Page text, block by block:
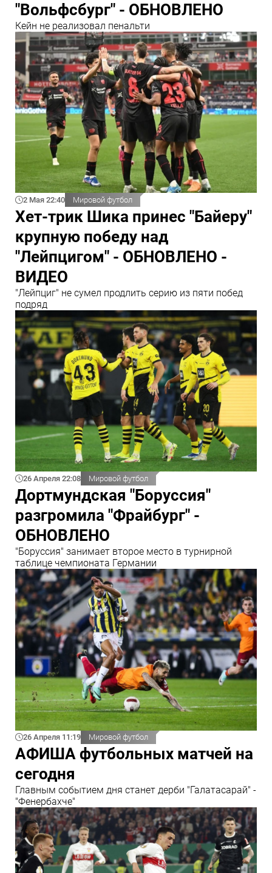
"Вольфсбург" - ОБНОВЛЕНО
Кейн не реализовал пенальти
2 Мая 22:40 Мировой футбол
Хет-трик Шика принес "Байеру"
крупную победу над
"Лейпцигом" - ОБНОВЛЕНО -
ВИДЕО
"Лейпциг" не сумел продлить серию из пяти побед
подряд
26 Апреля 22:08 Мировой футбол
Дортмундская "Боруссия"
разгромила "Фрайбург" -
ОБНОВЛЕНО
"Боруссия" занимает второе место в турнирной
таблице чемпионата Германии
26 Апреля 11:19 Мировой футбол
АФИША футбольных матчей на
сегодня
Главным событием дня станет дерби "Галатасарай" -
"Фенербахче"